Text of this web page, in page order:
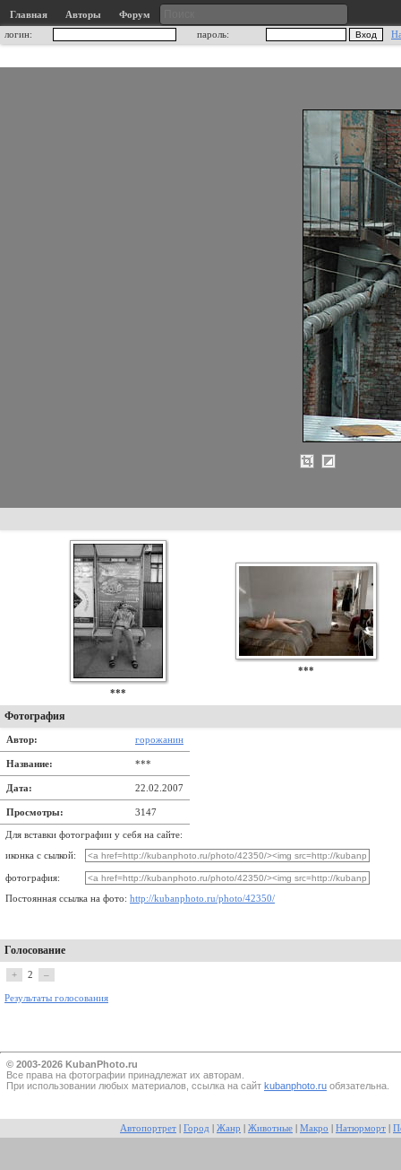
Главная Авторы
Форум
логин:
пароль:
***
***
Фотография
Автор: горожанин
Название: ***
Дата: 22.02.2007
Просмотры: 3147
Для вставки фотографии у себя на сайте:
иконка с сылкой:
фотография:
Постоянная ссылка на фото: http://kubanphoto.ru/photo/42350/
Голосование
+ 2 –
Результаты голосования
© 2003-2026 KubanPhoto.ru
Все прaва на фотографии принадлежат их авторам.
При использовании любых материалов, ссылка на сайт kubanphoto.ru обязательна.
Автопортрет Город Жанр Животные Макро Натюрморт